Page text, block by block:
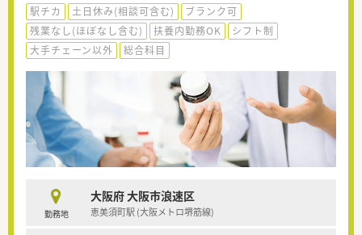
駅チカ 土日休み(相談可含む)
ブランク可
残業なし(ほぼなし含む)
扶養内勤務OK
シフト制
大手チェーン以外
総合科目
勤務地
大阪府 大阪市浪速区
恵美須町駅 (大阪メトロ堺筋線)